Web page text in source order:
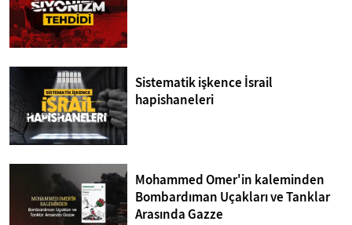
Sistematik işkence İsrail
hapishaneleri
Mohammed Omer'in kaleminden
Bombardıman Uçakları ve Tanklar
Arasında Gazze